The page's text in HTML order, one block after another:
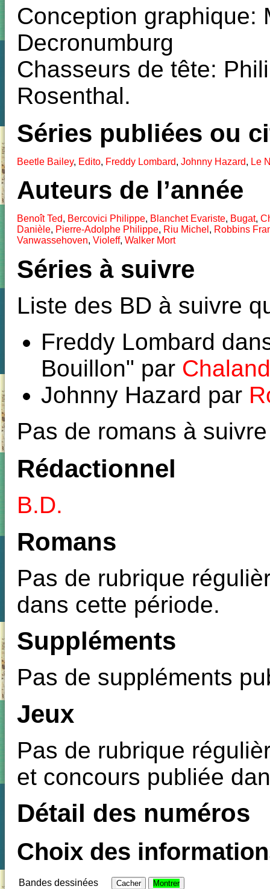
Conception graphique:
Decronumburg
Chasseurs de tête:
Rosenthal.
Séries publiées ou
Beetle Bailey, Edito, Freddy Lombard, Johnny Hazard, Le
Auteurs de l’année
Benoît Ted, Bercovici Philippe, Blanchet Evariste, Bugat,
Danièle, Pierre-Adolphe Philippe, Riu Michel , Robbins
Vanwassehoven, Violeff, Walker Mort
Séries à suivre
Liste des BD à suivre
Freddy Lombard
Bouillon" par
Johnny Hazard par
Pas de romans à
Rédactionnel
B.D.
Romans
Pas de rubrique
dans cette période.
Suppléments
Pas de suppléments
Jeux
Pas de rubrique
et concours publiée
Détail des numéros
Choix des
Bandes dessinées Cacher Montrer